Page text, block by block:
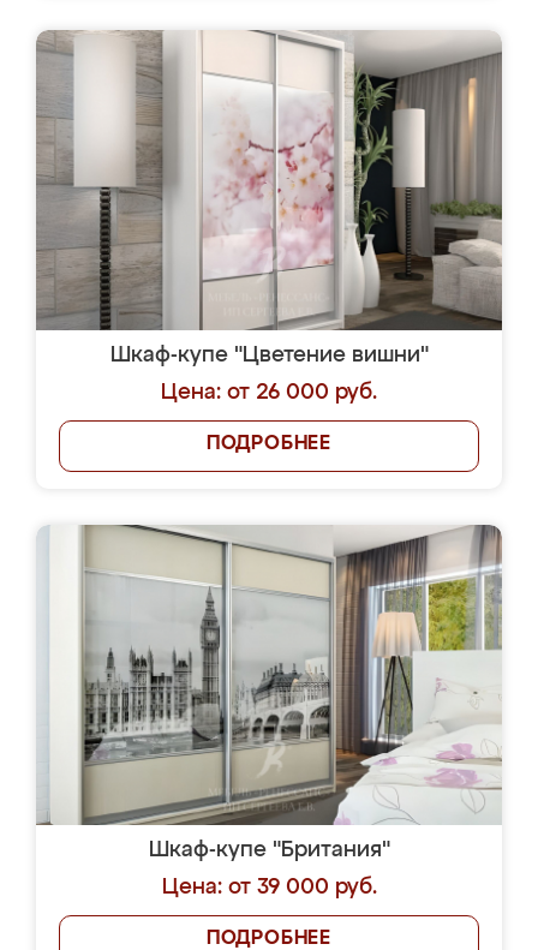
Шкаф-купе "Цветение вишни"
Цена: от 26 000 руб.
ПОДРОБНЕЕ
Шкаф-купе "Британия"
Цена: от 39 000 руб.
ПОДРОБНЕЕ